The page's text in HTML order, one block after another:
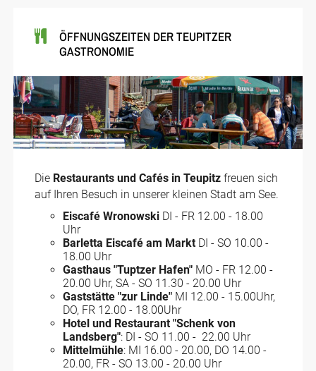
ÖFFNUNGSZEITEN DER TEUPITZER
GASTRONOMIE
Die Restaurants und Cafés in Teupitz freuen sich
auf Ihren Besuch in unserer kleinen Stadt am See.
Eiscafé Wronowski DI - FR 12.00 - 18.00
Uhr
Barletta Eiscafé am Markt DI - SO 10.00 -
18.00 Uhr
Gasthaus "Tuptzer Hafen" MO - FR 12.00 -
20.00 Uhr, SA - SO 11.30 - 20.00 Uhr
Gaststätte "zur Linde" MI 12.00 - 15.00Uhr,
DO, FR 12.00 - 18.00Uhr
Hotel und Restaurant "Schenk von
Landsberg": DI - SO 11.00 - 22.00 Uhr
Mittelmühle: MI 16.00 - 20.00, DO 14.00 -
20.00, FR - SO 13.00 - 20.00 Uhr